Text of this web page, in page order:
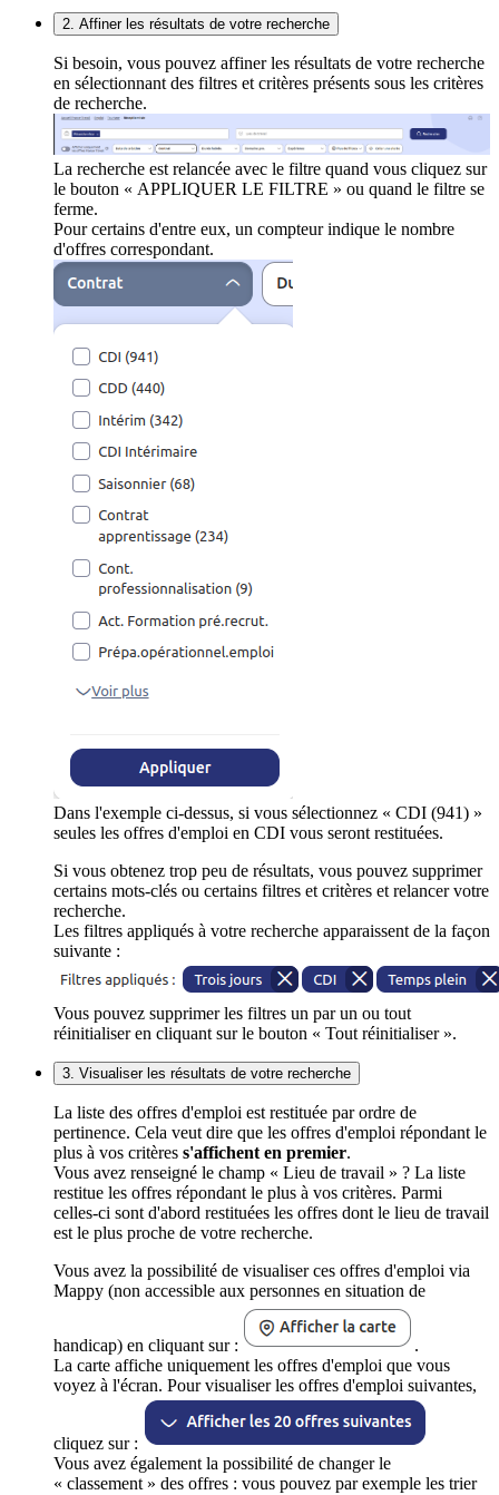
2. Affiner les résultats de votre recherche
Si besoin, vous pouvez affiner les résultats de votre recherche
en sélectionnant des filtres et critères présents sous les critères
de recherche.
La recherche est relancée avec le filtre quand vous cliquez sur
le bouton « APPLIQUER LE FILTRE » ou quand le filtre se
ferme.
Pour certains d'entre eux, un compteur indique le nombre
d'offres correspondant.
Dans l'exemple ci-dessus, si vous sélectionnez « CDI (941) »
seules les offres d'emploi en CDI vous seront restituées.
Si vous obtenez trop peu de résultats, vous pouvez supprimer
certains mots-clés ou certains filtres et critères et relancer votre
recherche.
Les filtres appliqués à votre recherche apparaissent de la façon
suivante :
Vous pouvez supprimer les filtres un par un ou tout
réinitialiser en cliquant sur le bouton « Tout réinitialiser ».
3. Visualiser les résultats de votre recherche
La liste des offres d'emploi est restituée par ordre de
pertinence. Cela veut dire que les offres d'emploi répondant le
plus à vos critères s'affichent en premier.
Vous avez renseigné le champ « Lieu de travail » ? La liste
restitue les offres répondant le plus à vos critères. Parmi
celles-ci sont d'abord restituées les offres dont le lieu de travail
est le plus proche de votre recherche.
Vous avez la possibilité de visualiser ces offres d'emploi via
Mappy (non accessible aux personnes en situation de
handicap) en cliquant sur :
.
La carte affiche uniquement les offres d'emploi que vous
voyez à l'écran. Pour visualiser les offres d'emploi suivantes,
cliquez sur :
Vous avez également la possibilité de changer le
« classement » des offres : vous pouvez par exemple les trier